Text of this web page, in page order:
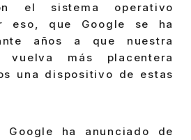
el sistema operativo
eso, que Google se ha
años a que nuestra
vuelva más placentera
una dispositivo de estas
Google ha anunciado de